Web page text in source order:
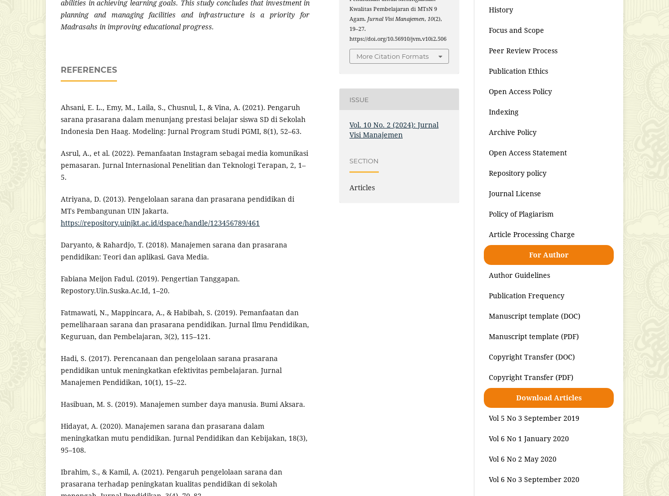
abilities in achieving learning goals. This study concludes that investment in
planning and managing facilities and infrastructure is a priority for
Madrasahs in improving educational progress.
REFERENCES
Ahsani, E. L., Emy, M., Laila, S., Chusnul, I., & Vina, A. (2021). Pengaruh
sarana prasarana dalam menunjang prestasi belajar siswa SD di Sekolah
Indonesia Den Haag. Modeling: Jurnal Program Studi PGMI, 8(1), 52–63.
Asrul, A., et al. (2022). Pemanfaatan Instagram sebagai media komunikasi
pemasaran. Jurnal Internasional Penelitian dan Teknologi Terapan, 2, 1–
5.
Atriyana, D. (2013). Pengelolaan sarana dan prasarana pendidikan di
MTs Pembangunan UIN Jakarta.
https://repository.uinjkt.ac.id/dspace/handle/123456789/461
Daryanto, & Rahardjo, T. (2018). Manajemen sarana dan prasarana
pendidikan: Teori dan aplikasi. Gava Media.
Fabiana Meijon Fadul. (2019). Pengertian Tanggapan.
Repostory.Uin.Suska.Ac.Id, 1–20.
Fatmawati, N., Mappincara, A., & Habibah, S. (2019). Pemanfaatan dan
pemeliharaan sarana dan prasarana pendidikan. Jurnal Ilmu Pendidikan,
Keguruan, dan Pembelajaran, 3(2), 115–121.
Hadi, S. (2017). Perencanaan dan pengelolaan sarana prasarana
pendidikan untuk meningkatkan efektivitas pembelajaran. Jurnal
Manajemen Pendidikan, 10(1), 15–22.
Hasibuan, M. S. (2019). Manajemen sumber daya manusia. Bumi Aksara.
Hidayat, A. (2020). Manajemen sarana dan prasarana dalam
meningkatkan mutu pendidikan. Jurnal Pendidikan dan Kebijakan, 18(3),
95–108.
Ibrahim, S., & Kamil, A. (2021). Pengaruh pengelolaan sarana dan
prasarana terhadap peningkatan kualitas pendidikan di sekolah
Kwalitas Pembelajaran di MTsN 9
Agam. Jurnal Visi Manajemen, 10(2),
19–27.
https://doi.org/10.56910/jvm.v10i2.506
More Citation Formats
ISSUE
Vol. 10 No. 2 (2024): Jurnal
Visi Manajemen
SECTION
Articles
History
Focus and Scope
Peer Review Process
Publication Ethics
Open Access Policy
Indexing
Archive Policy
Open Access Statement
Repository policy
Journal License
Policy of Plagiarism
Article Processing Charge
For Author
Author Guidelines
Publication Frequency
Manuscript template (DOC)
Manuscript template (PDF)
Copyright Transfer (DOC)
Copyright Transfer (PDF)
Download Articles
Vol 5 No 3 September 2019
Vol 6 No 1 January 2020
Vol 6 No 2 May 2020
Vol 6 No 3 September 2020